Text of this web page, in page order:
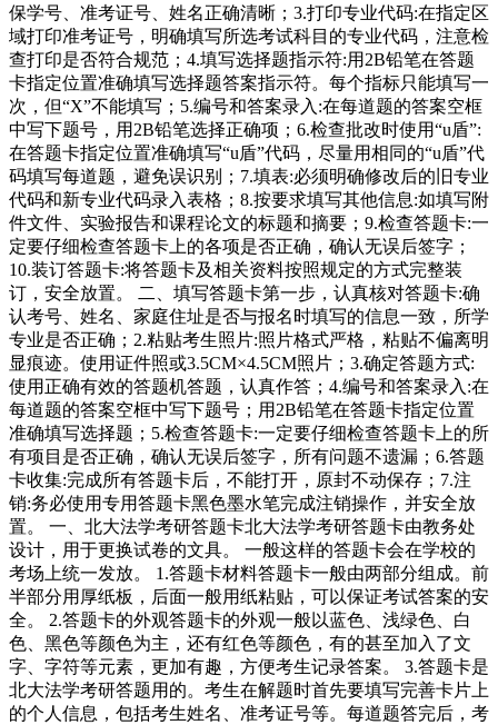
保学号、准考证号、姓名正确清晰；3.打印专业代码:在指定区
域打印准考证号，明确填写所选考试科目的专业代码，注意检
查打印是否符合规范；4.填写选择题指示符:用2B铅笔在答题
卡指定位置准确填写选择题答案指示符。每个指标只能填写一
次，但“X”不能填写；5.编号和答案录入:在每道题的答案空框
中写下题号，用2B铅笔选择正确项；6.检查批改时使用“u盾”:
在答题卡指定位置准确填写“u盾”代码，尽量用相同的“u盾”代
码填写每道题，避免误识别；7.填表:必须明确修改后的旧专业
代码和新专业代码录入表格；8.按要求填写其他信息:如填写附
件文件、实验报告和课程论文的标题和摘要；9.检查答题卡:一
定要仔细检查答题卡上的各项是否正确，确认无误后签字；
10.装订答题卡:将答题卡及相关资料按照规定的方式完整装
订，安全放置。 二、填写答题卡第一步，认真核对答题卡:确
认考号、姓名、家庭住址是否与报名时填写的信息一致，所学
专业是否正确；2.粘贴考生照片:照片格式严格，粘贴不偏离明
显痕迹。使用证件照或3.5CM×4.5CM照片；3.确定答题方式:
使用正确有效的答题机答题，认真作答；4.编号和答案录入:在
每道题的答案空框中写下题号；用2B铅笔在答题卡指定位置
准确填写选择题；5.检查答题卡:一定要仔细检查答题卡上的所
有项目是否正确，确认无误后签字，所有问题不遗漏；6.答题
卡收集:完成所有答题卡后，不能打开，原封不动保存；7.注
销:务必使用专用答题卡黑色墨水笔完成注销操作，并安全放
置。 一、北大法学考研答题卡北大法学考研答题卡由教务处
设计，用于更换试卷的文具。 一般这样的答题卡会在学校的
考场上统一发放。 1.答题卡材料答题卡一般由两部分组成。前
半部分用厚纸板，后面一般用纸粘贴，可以保证考试答案的安
全。 2.答题卡的外观答题卡的外观一般以蓝色、浅绿色、白
色、黑色等颜色为主，还有红色等颜色，有的甚至加入了文
字、字符等元素，更加有趣，方便考生记录答案。 3.答题卡是
北大法学考研答题用的。考生在解题时首先要填写完善卡片上
的个人信息，包括考生姓名、准考证号等。每道题答完后，考